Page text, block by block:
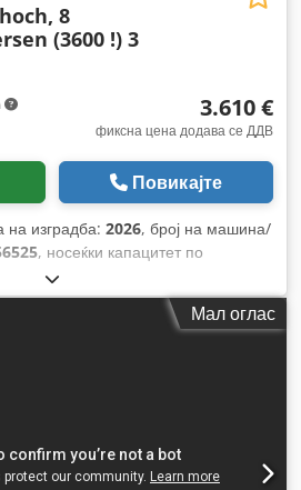
8
(3600 !) 3
3.610 €
фиксна цена додава се ДДВ
Повикајте
на изградба: 2026, број на машина/
, носеќки капацитет по
, вкупна должина:
, растојание помеѓу колоните:
, број на редови на
Мал оглас